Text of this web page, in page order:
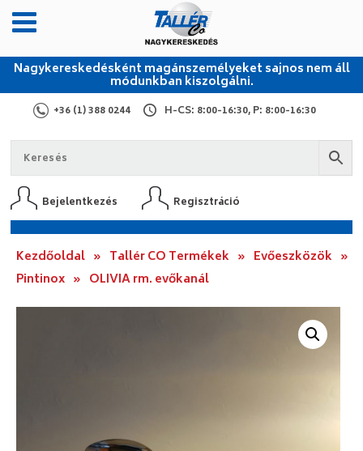
Nagykereskedésként magánszemélyeket sajnos nem áll
módunkban kiszolgálni.
+36 (1) 388 0244 H-CS: 8:00-16:30, P: 8:00-16:30
Bejelentkezés Regisztráció
Kezdőoldal » Tallér CO Termékek » Evőeszközök »
Pintinox » OLIVIA rm. evőkanál